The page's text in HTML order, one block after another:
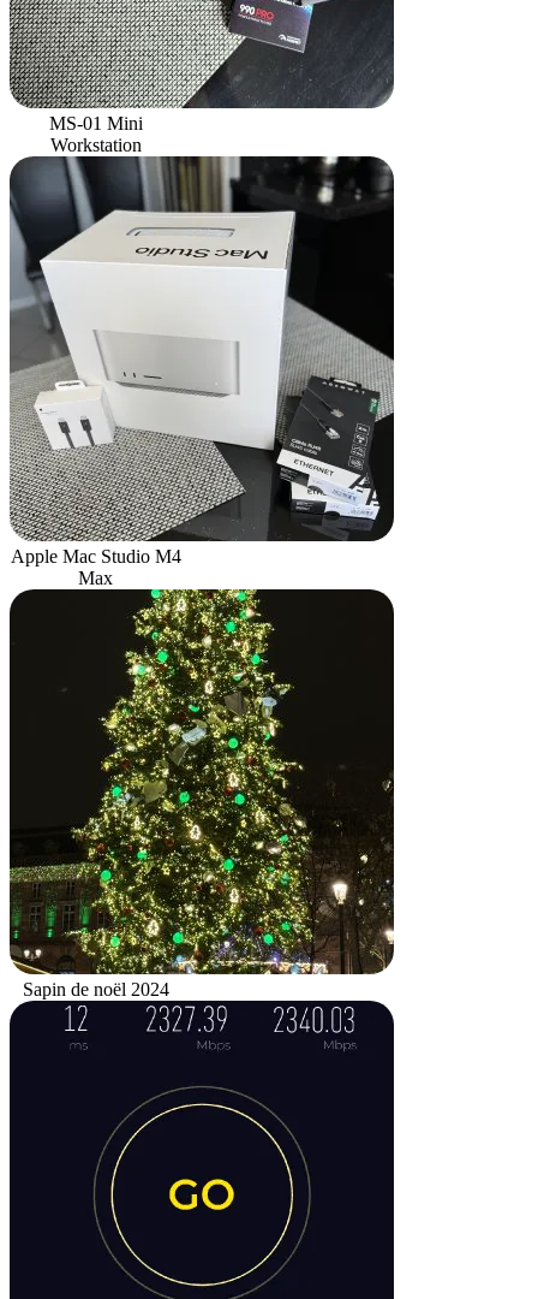
MS-01 Mini
Workstation
Apple Mac Studio M4
Max
Sapin de noël 2024